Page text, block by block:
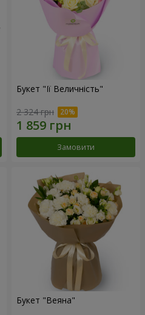
Букет "Її Величність"
2 324 грн
Замовити
Букет "Веяна"